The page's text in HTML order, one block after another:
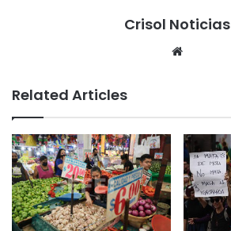
Crisol Noticias
Related Articles